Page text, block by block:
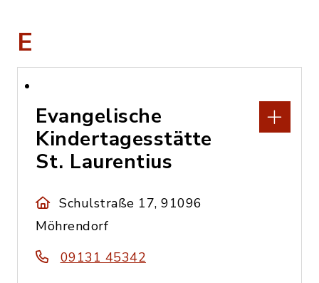
E
Evangelische
Kindertagesstätte
St. Laurentius
Schulstraße 17, 91096
Möhrendorf
09131 45342